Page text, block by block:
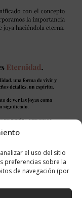
el uso del sitio
preferencias sobre la
de navegación (por